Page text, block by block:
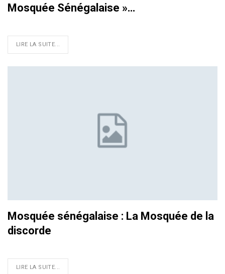
Mosquée Sénégalaise »…
LIRE LA SUITE...
Mosquée sénégalaise : La Mosquée de la
discorde
LIRE LA SUITE...